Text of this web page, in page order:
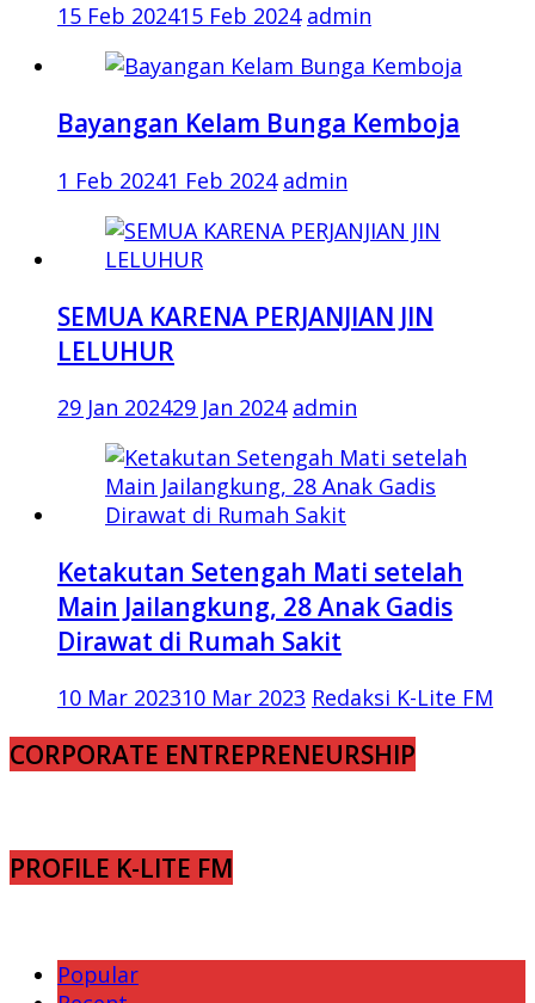
15 Feb 202415 Feb 2024 admin
Bayangan Kelam Bunga Kemboja
1 Feb 20241 Feb 2024 admin
SEMUA KARENA PERJANJIAN JIN
LELUHUR
29 Jan 202429 Jan 2024 admin
Ketakutan Setengah Mati setelah
Main Jailangkung, 28 Anak Gadis
Dirawat di Rumah Sakit
10 Mar 202310 Mar 2023 Redaksi K-Lite FM
CORPORATE ENTREPRENEURSHIP
PROFILE K-LITE FM
Popular